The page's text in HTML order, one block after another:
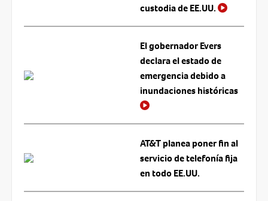
custodia de EE.UU.
El gobernador Evers
declara el estado de
emergencia debido a
inundaciones históricas
AT&T planea poner fin al
servicio de telefonía fija
en todo EE.UU.